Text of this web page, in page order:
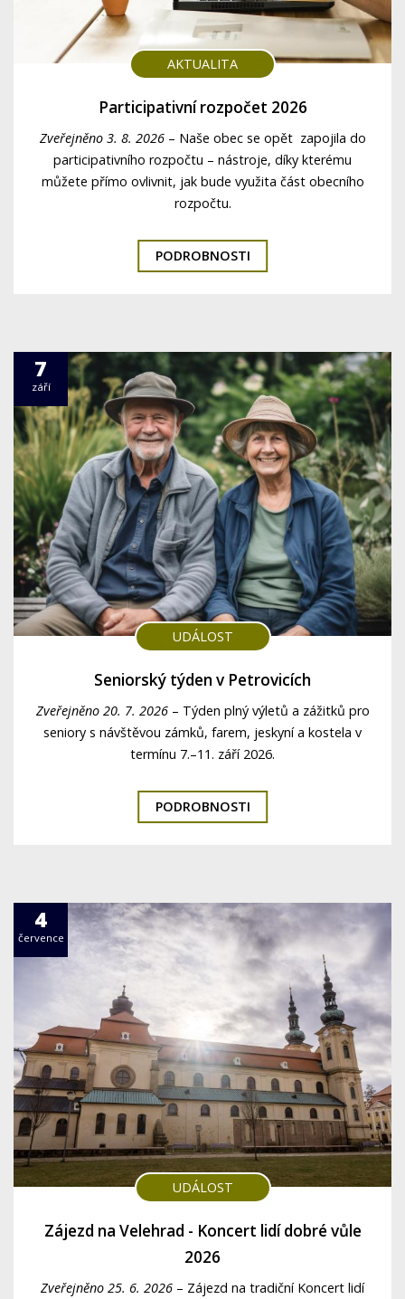
AKTUALITA
Participativní rozpočet 2026
Zveřejněno 3. 8. 2026– Naše obec se opět zapojila do
participativního rozpočtu – nástroje, díky kterému
můžete přímo ovlivnit, jak bude využita část obecního
rozpočtu.
PODROBNOSTI
7
září
UDÁLOST
Seniorský týden v Petrovicích
Zveřejněno 20. 7. 2026– Týden plný výletů a zážitků pro
seniory s návštěvou zámků, farem, jeskyní a kostela v
termínu 7.–11. září 2026.
PODROBNOSTI
4
července
UDÁLOST
Zájezd na Velehrad - Koncert lidí dobré vůle
2026
Zveřejněno 25. 6. 2026 – Zájezd na tradiční Koncert lidí